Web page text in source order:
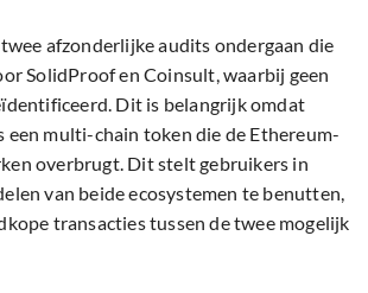
afzonderlijke audits ondergaan die
SolidProof en Coinsult, waarbij geen
Dit is belangrijk omdat
een multi-chain token die de Ethereum-
overbrugt. Dit stelt gebruikers in
van beide ecosystemen te benutten,
transacties tussen de twee mogelijk